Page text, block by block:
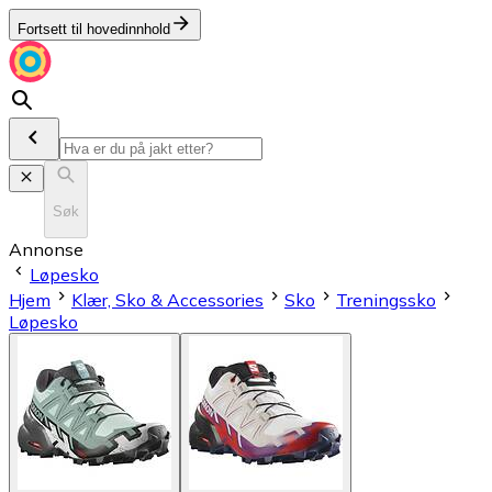
Fortsett til hovedinnhold
Søk
Annonse
Løpesko
Hjem
Klær, Sko & Accessories Sko
Treningssko
Løpesko